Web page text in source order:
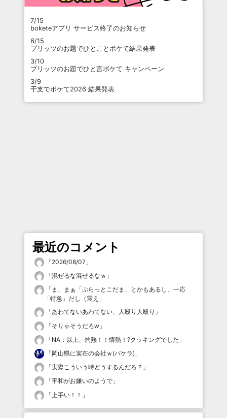
7/15
boketeアプリ サービス終了のお知らせ
6/15
プリッツのお題でひとことボケて結果発表
3/10
プリッツのお題でひと言ボケて キャンペーン
3/9
干支でボケて2026 結果発表
最近のコメント
「2026/08/07 」
「混ぜるな混ぜるなｗ 」
「 ま、まぁ「ぷらっとこだま」とかもあるし、一応
「特急」だし（震え 」
「あわてないあわてない、人殴り人殴り 」
「そりゃそうだろw 」
「NA：以上、灼熱！！情熱！?クッキングでした 」
「岡山県に実在の会社ｗ(バケラ) 」
「実際こういう時どうするんだろ？ 」
「平和がお嫌いのようで 」
「 上手い！！ 」